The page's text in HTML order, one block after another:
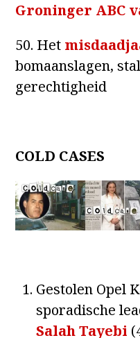
Groninger ABC
50. Het
bomaanslagen,
gerechtigheid
COLD CASES
Gestolen Opel
sporadische
Salah Tayebi